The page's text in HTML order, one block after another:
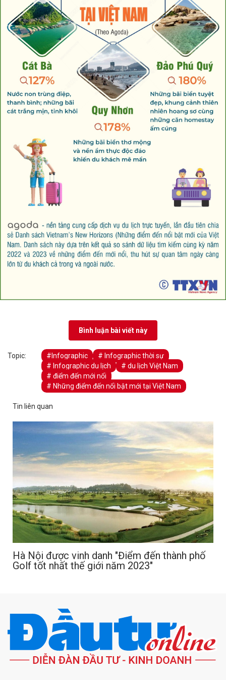
Bình luận bài viết này
Topic: #Infographic
# Infographic thời sự
# Infographic du lịch
# du lịch Việt Nam
# điểm đến mới nổi
# Những điểm đến nổi bật mới tại Việt Nam
Tin liên quan
Hà Nội được vinh danh "Điểm đến thành phố
Golf tốt nhất thế giới năm 2023"